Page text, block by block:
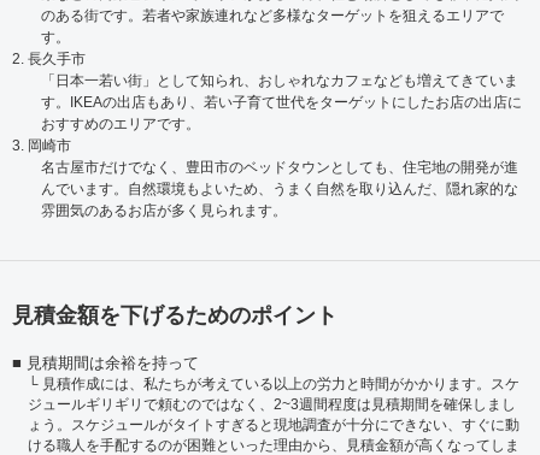
のある街です。若者や家族連れなど多様なターゲットを狙えるエリアで
す。
2. 長久手市
「日本一若い街」として知られ、おしゃれなカフェなども増えてきていま
す。IKEAの出店もあり、若い子育て世代をターゲットにしたお店の出店に
おすすめのエリアです。
3. 岡崎市
名古屋市だけでなく、豊田市のベッドタウンとしても、住宅地の開発が進
んでいます。自然環境もよいため、うまく自然を取り込んだ、隠れ家的な
雰囲気のあるお店が多く見られます。
見積金額を下げるためのポイント
見積期間は余裕を持って
見積作成には、私たちが考えている以上の労力と時間がかかります。スケ
ジュールギリギリで頼むのではなく、2~3週間程度は見積期間を確保しまし
ょう。スケジュールがタイトすぎると現地調査が十分にできない、すぐに動
ける職人を手配するのが困難といった理由から、見積金額が高くなってしま